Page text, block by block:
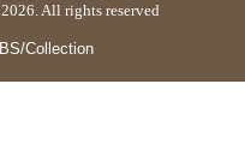
All rights reserved
Collection